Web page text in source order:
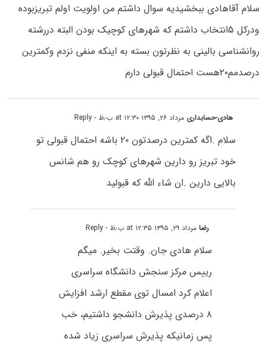
سلام آقاهادی ببخشیدیه سوال داشتم من اولویت اولم تبریزبوده
ودرکل ۵انتخاب داشتم که شهرهای کوچیک بودن البته دررشته
روانشناسی بالینی به نظرتون بسته به اینکه منفی نزدم وکمترین
درصدمم۲۰هست احتمال قبولی دارم
هادی-حسابداری مرداد ۲۶, ۱۳۹۵ at ۱۲:۳۰ ب٫ظ - Reply
سلام .اگه کمترین درصدتون ۲۰ باشه احتمال قبولی تو
خود تبریز رو دارین شهرهای کوچک رو هم شانس
بالایی دارین .ان شاء الله که قبولید
رضامرداد ۲۹, ۱۳۹۵ at ۱۲:۳۵ ب٫ظ - Reply
سلام هادی جان. وقتت بخیر. میگم
رییس مرکز سنجش دانشگاه سراسری
اعلام کرد امسال توی مقطع ارشد افزایش
۸ درصدی پذیرش دانشجو داشتیم، خب
پس زمانیکه پذیرش سراسری زیاد شده